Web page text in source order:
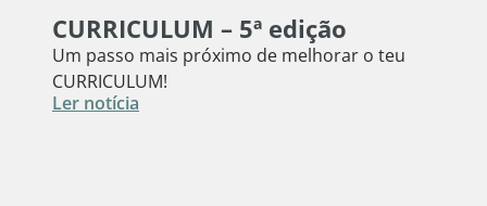
CURRICULUM – 5ª edição
Um passo mais próximo de melhorar o teu
CURRICULUM!
Ler notícia